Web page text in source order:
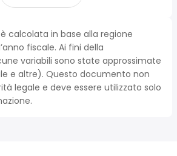
calcolata in base alla regione
fiscale. Ai fini della
variabili sono state approssimate
e altre). Questo documento non
legale e deve essere utilizzato solo